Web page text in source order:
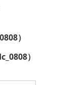
）
）